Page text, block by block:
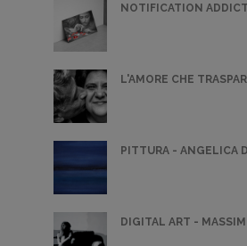
NOTIFICATION
L'AMORE CHE
PITTURA - ANGELICA
DIGITAL ART -